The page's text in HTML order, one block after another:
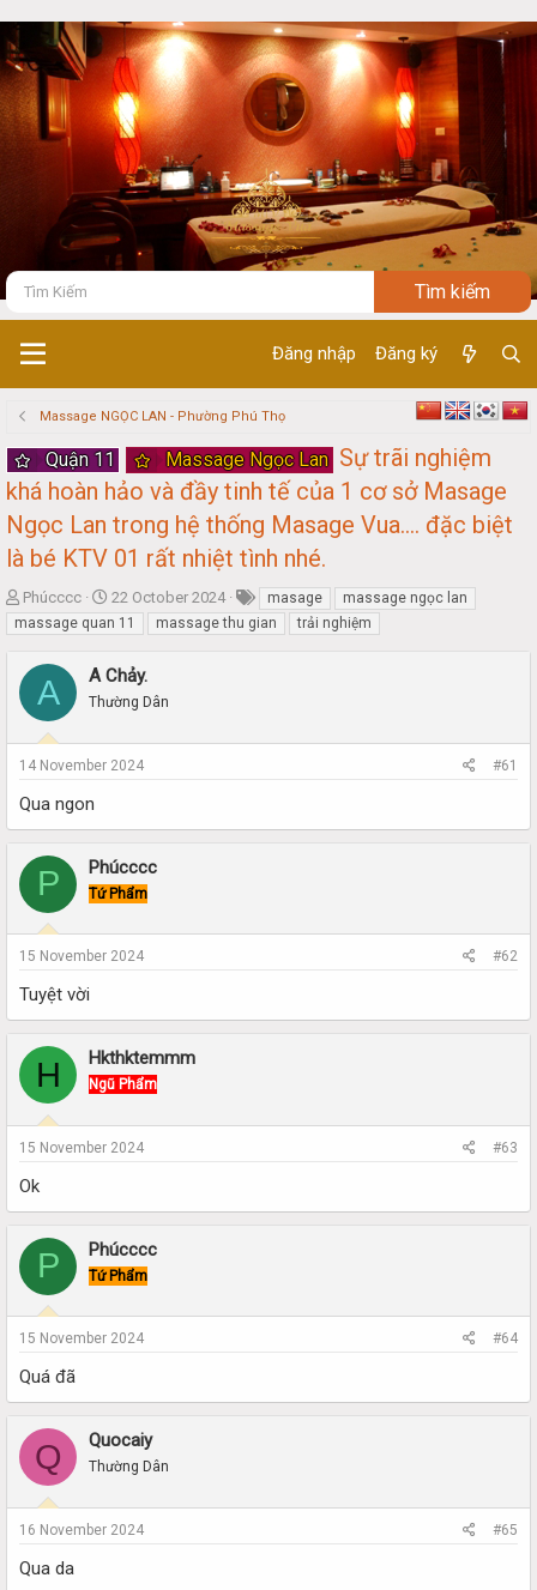
Đăng nhập Đăng ký
Massage NGỌC LAN - Phường Phú Thọ
Quận 11 Massage Ngọc Lan Sự trãi nghiệm
khá hoàn hảo và đầy tinh tế của 1 cơ sở Masage
Ngọc Lan trong hệ thống Masage Vua.... đặc biệt
là bé KTV 01 rất nhiệt tình nhé.
T
h
r
a
d
t
a
t
e
Phúcccc
S
t
a
t
d
t
e
22 October 2024 masage
massage ngọc lan
massage quan 11
massage thu gian trải nghiệm
A A Chảy.
Thường Dân
14 November 2024 #61
Qua ngon
P Phúcccc
Tứ Phẩm
15 November 2024 #62
Tuyệt vời
H Hkthktemmm
Ngũ Phẩm
15 November 2024 #63
Ok
P Phúcccc
Tứ Phẩm
15 November 2024 #64
Quá đã
Q Quocaiy
Thường Dân
16 November 2024 #65
Qua da